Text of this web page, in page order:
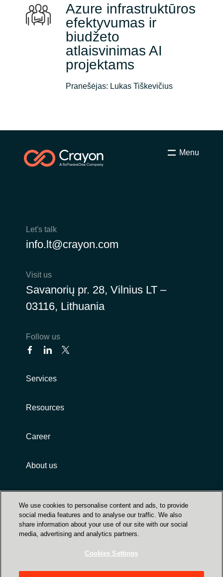
Azure infrastruktūros
efektyvumas ir
biudžeto
atlaisvinimas AI
projektams
Pranešėjas: Lukas Tiškevičius
Menu
Let's talk
info.lt@crayon.com
Visit us
Savanorių pr. 28, Vilnius LT –
03116, Lithuania
Follow us
Services
Resources
Career
About us
Customer terms and conditions
We use cookies to personalise content and ads, to provide
social media features and to analyse our traffic. We also
share information about your use of our site with our social
media, advertising and analytics partners.
Cookies Settings